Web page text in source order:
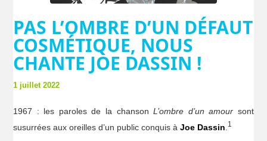
PAS L’OMBRE D’UN DÉFAUT
COSMÉTIQUE, NOUS
CHANTE JOE DASSIN !
1 juillet 2022
1967 : les paroles de la chansonL’ombre d’un amour sont
susurrées aux oreilles d’un public conquis àJoe Dassin 1